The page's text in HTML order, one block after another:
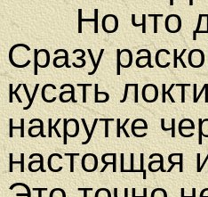
Но что
Сразу
кусать
накрутке
настоящая